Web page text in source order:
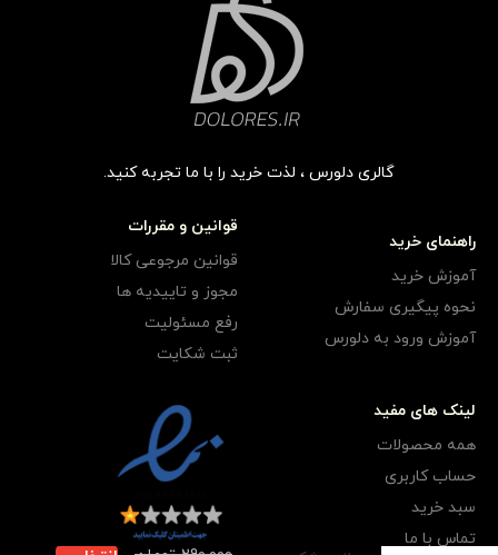
گالری دلورس ، لذت خرید را با ما تجربه کنید.
راهنمای خرید
آموزش خرید
نحوه پیگیری سفارش
آموزش ورود به دلورس
قوانین و مقررات
قوانین مرجوعی کالا
مجوز و تاییدیه ها
رفع مسئولیت
ثبت شکایت
لینک های مفید
همه محصولات
حساب کاربری
سبد خرید
تماس با ما